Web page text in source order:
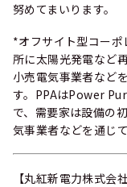
努めてまいります。
*オフサイト型コーポ
所に太陽光発電など
小売電気事業者など
す。PPAはPower
で、需要家は設備の
気事業者などを通じ
【丸紅新電力株式会社